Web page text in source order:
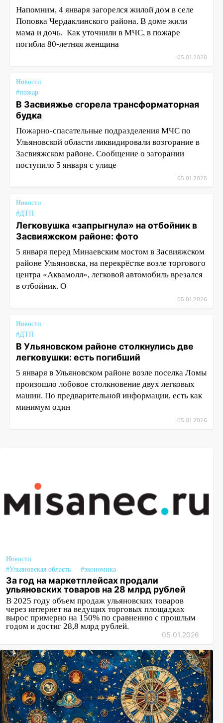
Напомним, 4 января загорелся жилой дом в селе
Поповка Чердаклинского района. В доме жили
мама и дочь. Как уточнили в МЧС, в пожаре
погибла 80-летняя женщина
05.01.2026
Новости
#пожар
В Засвияжье сгорела трансформаторная
будка
Пожарно-спасательные подразделения МЧС по
Ульяновской области ликвидировали возгорание в
Засвияжском районе. Сообщение о загорании
поступило 5 января с улице
05.01.2026
Новости
#ДТП
Легковушка «запрыгнула» на отбойник в
Засвияжском районе: фото
5 января перед Минаевским мостом в Засвияжском
районе Ульяновска, на перекрёстке возле торгового
центра «Аквамолл», легковой автомобиль врезался
в отбойник. О
05.01.2026
Новости
#ДТП
В Ульяновском районе столкнулись две
легковушки: есть погибший
5 января в Ульяновском районе возле поселка Ломы
произошло лобовое столкновение двух легковых
машин. По предварительной информации, есть как
минимум один
05.01.2026
Новости
#Ульяновская область
#экономика
За год на маркетплейсах продали
ульяновских товаров на 28 млрд рублей
В 2025 году объем продаж ульяновских товаров
через интернет на ведущих торговых площадках
вырос примерно на 150% по сравнению с прошлым
годом и достиг 28,8 млрд рублей.
05.01.2026